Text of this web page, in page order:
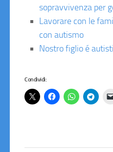
sopravvivenza per
Lavorare con le
con autismo
Nostro figlio é
Condividi: